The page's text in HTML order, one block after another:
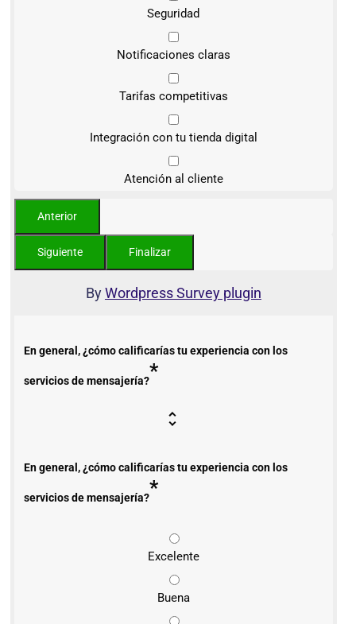
Seguridad
Notificaciones claras
Tarifas competitivas
Integración con tu tienda digital
Atención al cliente
ByWordpress Survey plugin
En general, ¿cómo calificarías tu experiencia con los
servicios de mensajería?*
En general, ¿cómo calificarías tu experiencia con los
servicios de mensajería?*
Excelente
Buena